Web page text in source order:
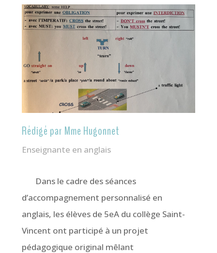
Rédigé par Mme Hugonnet
Enseignante en anglais
Dans le cadre des séances
d’accompagnement personnalisé en
anglais, les élèves de 5eA du collège Saint-
Vincent ont participé à un projet
pédagogique original mêlant